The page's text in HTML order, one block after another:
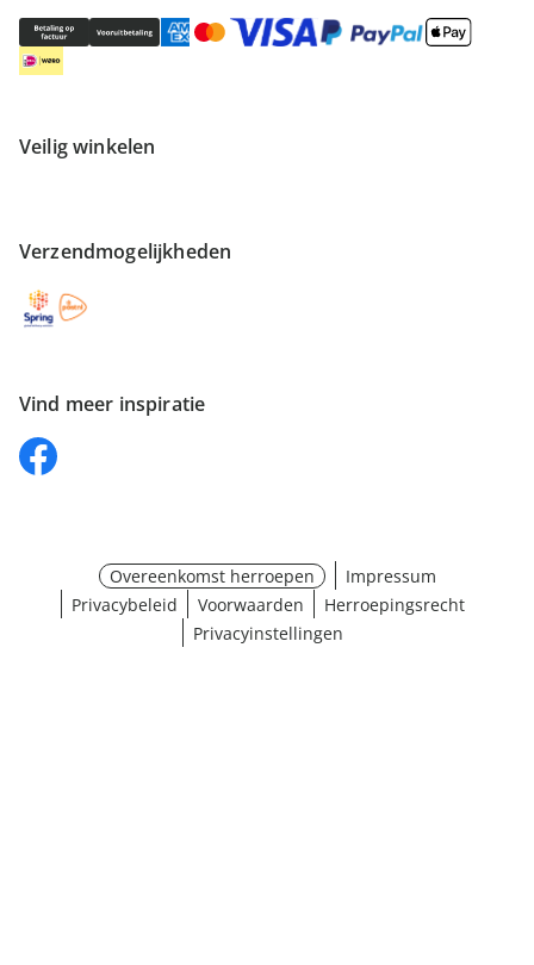
Veilig winkelen
Verzendmogelijkheden
Vind meer inspiratie
Overeenkomst herroepen
Impressum
Privacybeleid
Voorwaarden
Herroepingsrecht
Privacyinstellingen